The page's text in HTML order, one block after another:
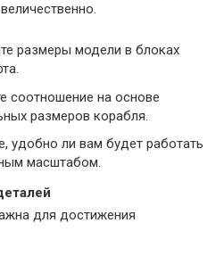
размеры модели в блоках
соотношение на основе
размеров корабля.
удобно ли вам будет работать
масштабом.
для достижения